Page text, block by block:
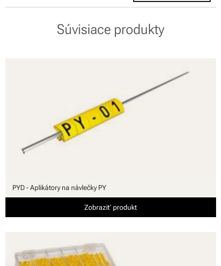
Súvisiace produkty
PYD - Aplikátory na návlečky PY
Zobraziť produkt